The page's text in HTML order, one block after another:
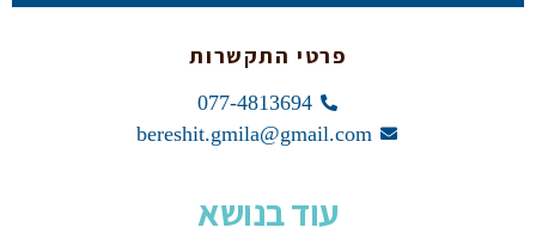
פרטי התקשרות
077-4813694
bereshit.gmila@gmail.com
עוד בנושא